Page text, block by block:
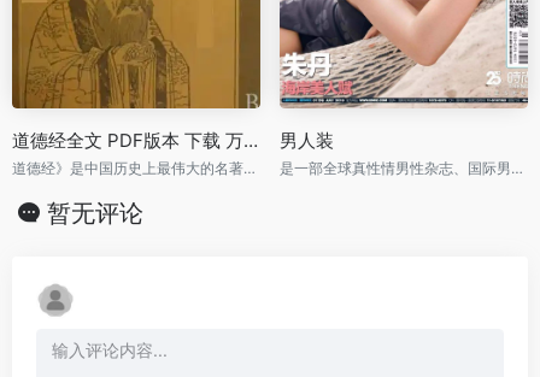
道德经全文 PDF版本 下载 万经之王
道德经》是中国历史上最伟大的名著之一，对传统哲学、科学、政治、宗教等产生了深刻影响。被誉为“中华文化之源”“万经之王”。
男人装
是一部全球真性情男性杂志、国际男性杂志市场的当红杂志
暂无评论